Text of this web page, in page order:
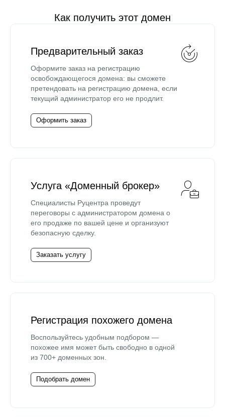
Как получить этот домен
Предварительный заказ
Оформите заказ на регистрацию
освобождающегося домена: вы сможете
претендовать на регистрацию домена, если
текущий администратор его не продлит.
Оформить заказ
Услуга «Доменный брокер»
Специалисты Руцентра проведут
переговоры с администратором домена о
его продаже по вашей цене и организуют
безопасную сделку.
Заказать услугу
Регистрация похожего домена
Воспользуйтесь удобным подбором —
похожее имя может быть свободно в одной
из 700+ доменных зон.
Подобрать домен